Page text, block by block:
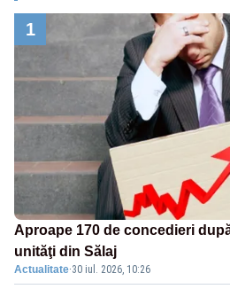
1
Aproape 170 de concedieri
unităţi din Sălaj
Actualitate·30 iul. 2026, 10:26